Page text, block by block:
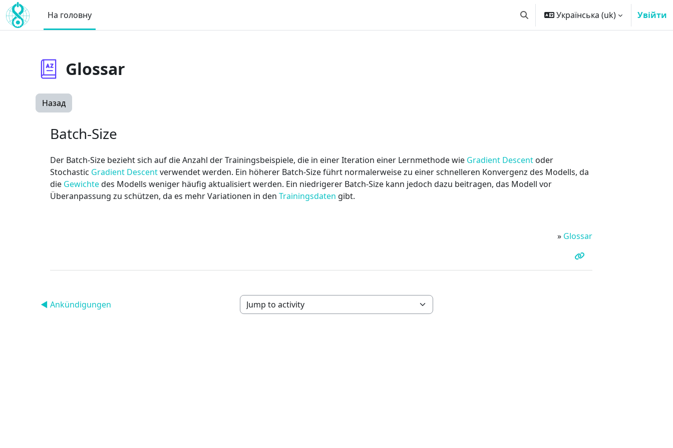
Перейти до головного вмісту
На головну
Переключити введення пошуку
Українська ‎(uk)‎ Увійти
Glossar
Назад
Batch-Size
Der Batch-Size bezieht sich auf die Anzahl der Trainingsbeispiele, die in einer Iteration einer Lernmethode wie Gradient Descent oder
Stochastic Gradient Descentverwendet werden. Ein höherer Batch-Size führt normalerweise zu einer schnelleren Konvergenz des Modells, da
die Gewichtedes Modells weniger häufig aktualisiert werden. Ein niedrigerer Batch-Size kann jedoch dazu beitragen, das Modell vor
Überanpassung zu schützen, da es mehr Variationen in denTrainingsdaten gibt.
» Glossar
◀︎ Ankündigungen Jump to activity